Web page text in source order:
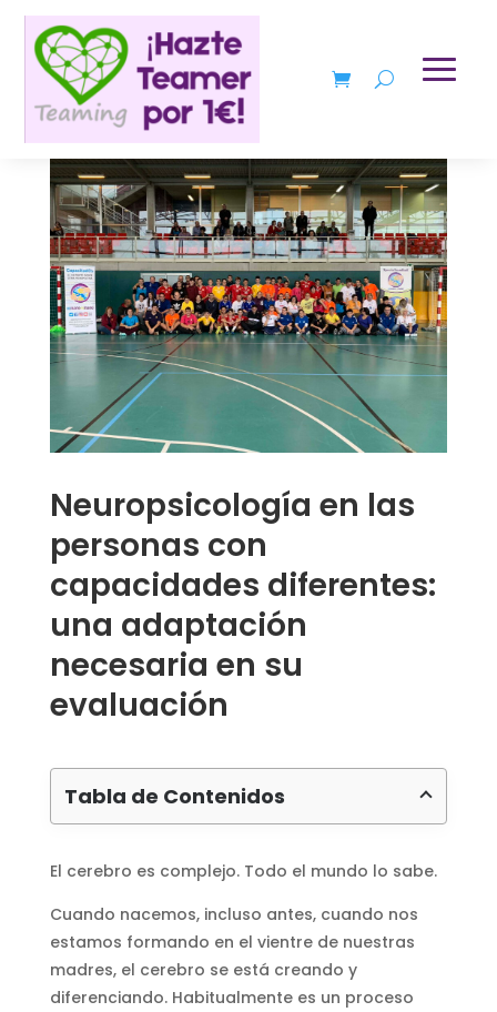
Neuropsicología en las
personas con
capacidades diferentes:
una adaptación
necesaria en su
evaluación
Tabla de Contenidos
El cerebro es complejo. Todo el mundo lo sabe.
Cuando nacemos, incluso antes, cuando nos
estamos formando en el vientre de nuestras
madres, el cerebro se está creando y
diferenciando. Habitualmente es un proceso